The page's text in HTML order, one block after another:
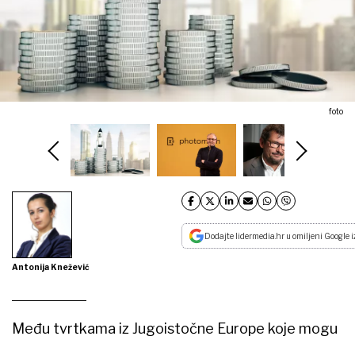
foto
Antonija Knežević
Dodajte lidermedia.hr u omiljeni Google
Među tvrtkama iz Jugoistočne Europe koje mogu